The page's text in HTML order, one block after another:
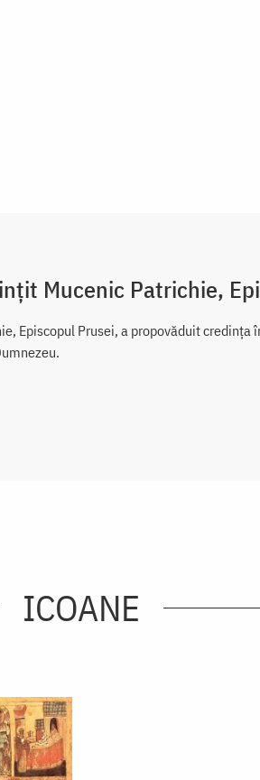
Mucenic Patrichie,
Episcopul Prusei, a propovăduit
ICOANE